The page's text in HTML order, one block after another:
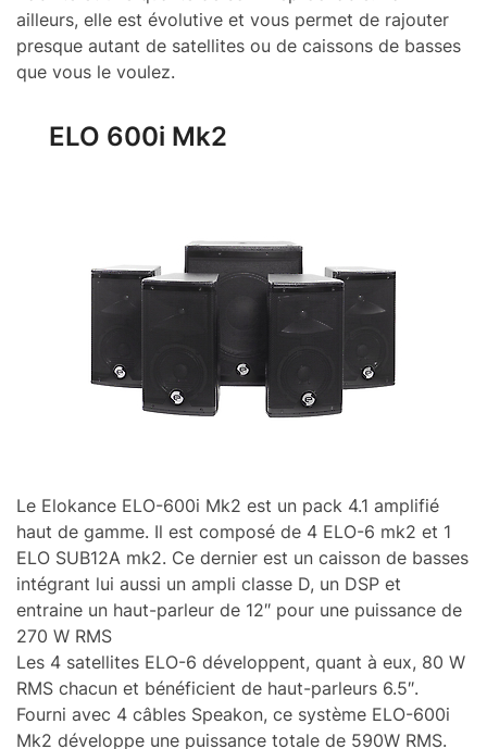
ailleurs, elle est évolutive et vous permet de rajouter
presque autant de satellites ou de caissons de basses
que vous le voulez.
ELO 600i Mk2
Le Elokance ELO-600i Mk2 est un pack 4.1 amplifié
haut de gamme. Il est composé de 4 ELO-6 mk2 et 1
ELO SUB12A mk2. Ce dernier est un caisson de basses
intégrant lui aussi un ampli classe D, un DSP et
entraine un haut-parleur de 12″ pour une puissance de
270 W RMS
Les 4 satellites ELO-6 développent, quant à eux, 80 W
RMS chacun et bénéficient de haut-parleurs 6.5″.
Fourni avec 4 câbles Speakon, ce système ELO-600i
Mk2 développe une puissance totale de 590W RMS.